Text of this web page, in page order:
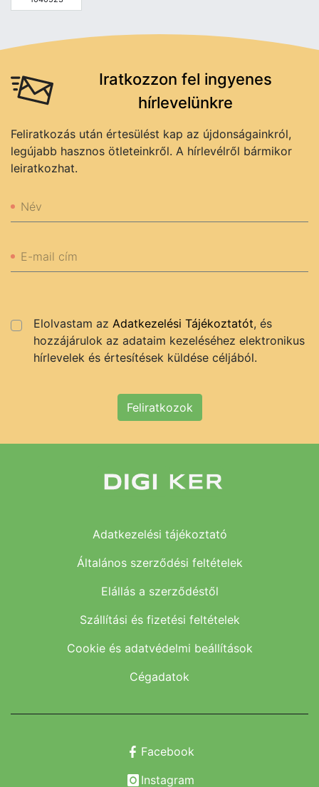
Iratkozzon fel ingyenes
hírlevelünkre
Feliratkozás után értesülést kap az újdonságainkról,
legújabb hasznos ötleteinkről. A hírlevélről bármikor
leiratkozhat.
Név
E-mail cím
Elolvastam az Adatkezelési Tájékoztatót, és
hozzájárulok az adataim kezeléséhez elektronikus
hírlevelek és értesítések küldése céljából.
Feliratkozok
Adatkezelési tájékoztató
Általános szerződési feltételek
Elállás a szerződéstől
Szállítási és fizetési feltételek
Cookie és adatvédelmi beállítások
Cégadatok
Facebook
Instagram